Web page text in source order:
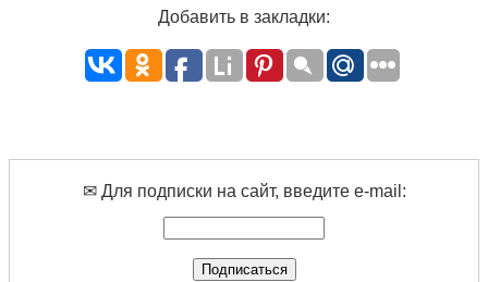
Добавить в закладки:
✉ Для подписки на сайт, введите e-mail: